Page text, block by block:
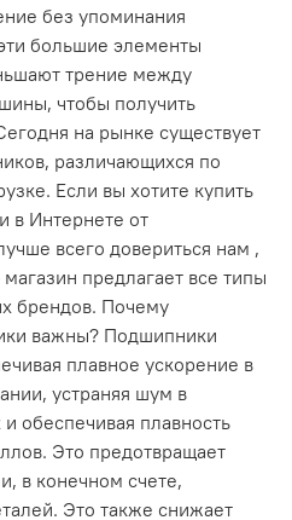
без упоминания
большие элементы
трение между
чтобы получить
на рынке существует
различающихся по
Если вы хотите купить
в Интернете от
всего довериться нам ,
предлагает все типы
брендов. Почему
важны? Подшипники
плавное ускорение в
устраняя шум в
обеспечивая плавность
Это предотвращает
в конечном счете,
Это также снижает